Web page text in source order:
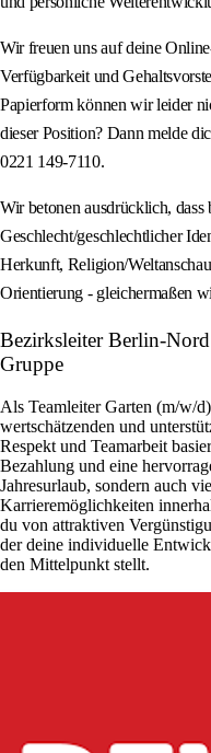
Wir freuen uns auf deine
Verfügbarkeit und
Papierform können wir leider
dieser Position? Dann melde
0221 149-7110.
Wir betonen ausdrücklich,
Geschlecht/geschlechtlicher
Herkunft, Religion/
Orientierung - gleichermaßen
Bezirksleiter Berlin-
Gruppe
Als Teamleiter Garten (m/w/
wertschätzenden und
Respekt und Teamarbeit
Bezahlung und eine
Jahresurlaub, sondern auch
Karrieremöglichkeiten
du von attraktiven
der deine individuelle
den Mittelpunkt stellt.